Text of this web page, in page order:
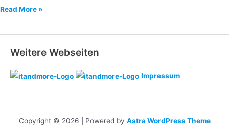
Belegkopie
Read More »
Weitere Webseiten
Impressum
Copyright © 2026 | Powered by Astra WordPress Theme